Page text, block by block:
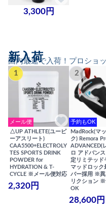
3,300円
国内最速で入荷！プロショ
新入荷
1
メール便
△UP ATHLETE(ユーピ
ーアスリート)
CAA5500+ELECTROLY
TES SPORTS DRINK
POWDER for
HYDRATION & T-
CYCLE ※メール便対応
2,320円
2
予約もOK
MadRock(マ
ク) Remora
ADVANCED(
ロ アドバン
定リミテッ
マッドロック
バー採用 ※異
リクション ※
OK
28,600円